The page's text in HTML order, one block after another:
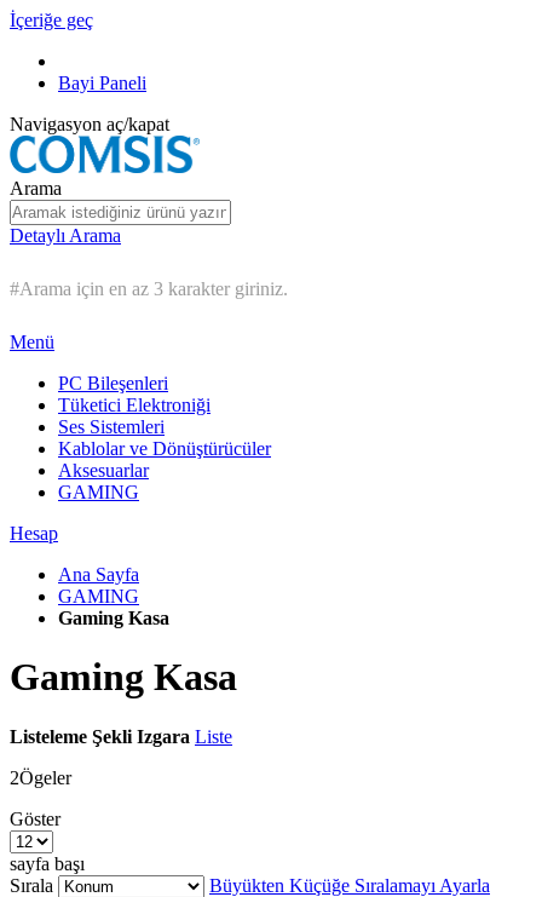
İçeriğe geç
Bayi Paneli
Navigasyon aç/kapat
Arama
Detaylı Arama
#Arama için en az 3 karakter giriniz.
Menü
PC Bileşenleri
Tüketici Elektroniği
Ses Sistemleri
Kablolar ve Dönüştürücüler
Aksesuarlar
GAMING
Hesap
Ana Sayfa
GAMING
Gaming Kasa
Gaming Kasa
Listeleme Şekli Izgara Liste
2Ögeler
Göster
sayfa başı
Sırala
Büyükten Küçüğe Sıralamayı Ayarla